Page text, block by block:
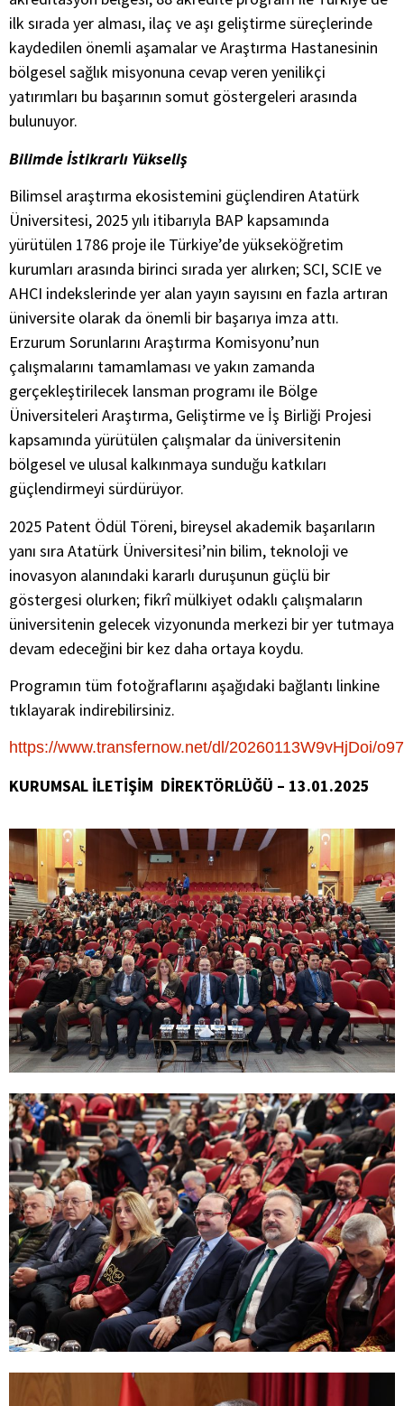
ilk sırada yer alması, ilaç ve aşı geliştirme süreçlerinde
kaydedilen önemli aşamalar ve Araştırma Hastanesinin
bölgesel sağlık misyonuna cevap veren yenilikçi
yatırımları bu başarının somut göstergeleri arasında
bulunuyor.
Bilimde İstikrarlı Yükseliş
Bilimsel araştırma ekosistemini güçlendiren Atatürk
Üniversitesi, 2025 yılı itibarıyla BAP kapsamında
yürütülen 1786 proje ile Türkiye’de yükseköğretim
kurumları arasında birinci sırada yer alırken; SCI, SCIE ve
AHCI indekslerinde yer alan yayın sayısını en fazla artıran
üniversite olarak da önemli bir başarıya imza attı.
Erzurum Sorunlarını Araştırma Komisyonu’nun
çalışmalarını tamamlaması ve yakın zamanda
gerçekleştirilecek lansman programı ile Bölge
Üniversiteleri Araştırma, Geliştirme ve İş Birliği Projesi
kapsamında yürütülen çalışmalar da üniversitenin
bölgesel ve ulusal kalkınmaya sunduğu katkıları
güçlendirmeyi sürdürüyor.
2025 Patent Ödül Töreni, bireysel akademik başarıların
yanı sıra Atatürk Üniversitesi’nin bilim, teknoloji ve
inovasyon alanındaki kararlı duruşunun güçlü bir
göstergesi olurken; fikrî mülkiyet odaklı çalışmaların
üniversitenin gelecek vizyonunda merkezi bir yer tutmaya
devam edeceğini bir kez daha ortaya koydu.
Programın tüm fotoğraflarını aşağıdaki bağlantı linkine
tıklayarak indirebilirsiniz.
https://www.transfernow.net/dl/20260113W9vHjDoi/
KURUMSAL İLETİŞİM DİREKTÖRLÜĞÜ – 13.01.2025